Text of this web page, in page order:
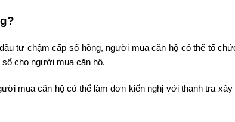
tư chậm cấp sổ hồng, người mua căn hộ có thể tổ
cho người mua căn hộ.
mua căn hộ có thể làm đơn kiến nghị với thanh tra xây